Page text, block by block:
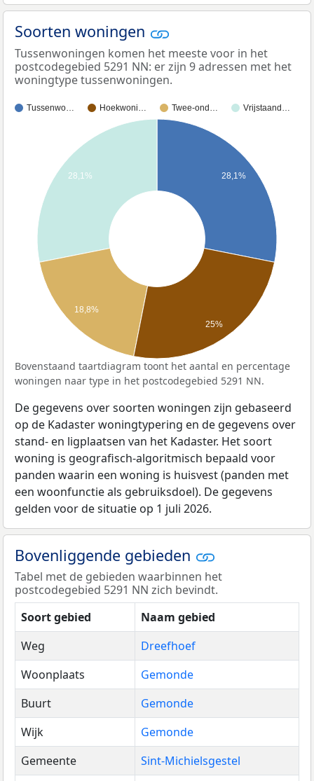
Soorten woningen
Tussenwoningen komen het meeste voor in het
postcodegebied 5291 NN: er zijn 9 adressen met het
woningtype tussenwoningen.
Tussenwo… Hoekwoni… Twee-ond… Vrijstaand…
28,1%
28,1%
18,8%
25%
Bovenstaand taartdiagram toont het aantal en percentage
woningen naar type in het postcodegebied 5291 NN.
De gegevens over soorten woningen zijn gebaseerd
op de Kadaster woningtypering en de gegevens over
stand- en ligplaatsen van het Kadaster. Het soort
woning is geografisch-algoritmisch bepaald voor
panden waarin een woning is huisvest (panden met
een woonfunctie als gebruiksdoel). De gegevens
gelden voor de situatie op 1 juli 2026.
Bovenliggende gebieden
Tabel met de gebieden waarbinnen het
postcodegebied 5291 NN zich bevindt.
Soort gebied
Naam gebied
Weg
Dreefhoef
Woonplaats
Gemonde
Buurt
Gemonde
Wijk
Gemonde
Gemeente
Sint-Michielsgestel